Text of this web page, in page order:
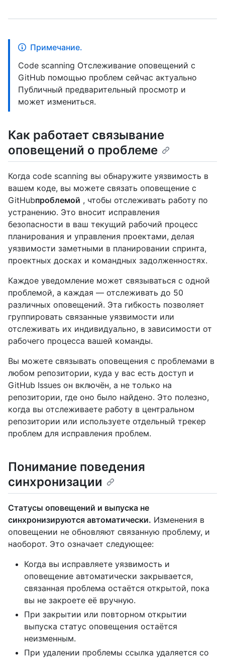
Примечание.
Code scanning Отслеживание оповещений с
GitHub помощью проблем сейчас актуально
Публичный предварительный просмотр и
может измениться.
Как работает связывание
оповещений о проблеме
Когда code scanning вы обнаружите уязвимость в
вашем коде, вы можете связать оповещение с
GitHubпроблемой , чтобы отслеживать работу по
устранению. Это вносит исправления
безопасности в ваш текущий рабочий процесс
планирования и управления проектами, делая
уязвимости заметными в планировании спринта,
проектных досках и командных задолженностях.
Каждое уведомление может связываться с одной
проблемой, а каждая — отслеживать до 50
различных оповещений. Эта гибкость позволяет
группировать связанные уязвимости или
отслеживать их индивидуально, в зависимости от
рабочего процесса вашей команды.
Вы можете связывать оповещения с проблемами в
любом репозитории, куда у вас есть доступ и
GitHub Issues он включён, а не только на
репозитории, где оно было найдено. Это полезно,
когда вы отслеживаете работу в центральном
репозитории или используете отдельный трекер
проблем для исправления проблем.
Понимание поведения
синхронизации
Статусы оповещений и выпуска не
синхронизируются автоматически. Изменения в
оповещении не обновляют связанную проблему, и
наоборот. Это означает следующее:
Когда вы исправляете уязвимость и
оповещение автоматически закрывается,
связанная проблема остаётся открытой, пока
вы не закроете её вручную.
При закрытии или повторном открытии
выпуска статус оповещения остаётся
неизменным.
При удалении проблемы ссылка удаляется со